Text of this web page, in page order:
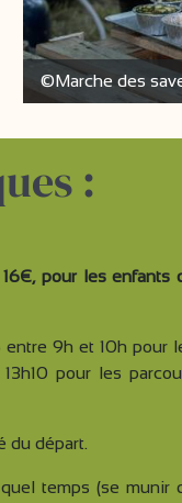
©Marche des
:
pour les enfants
9h et 10h pour
pour les
du départ.
temps (se munir